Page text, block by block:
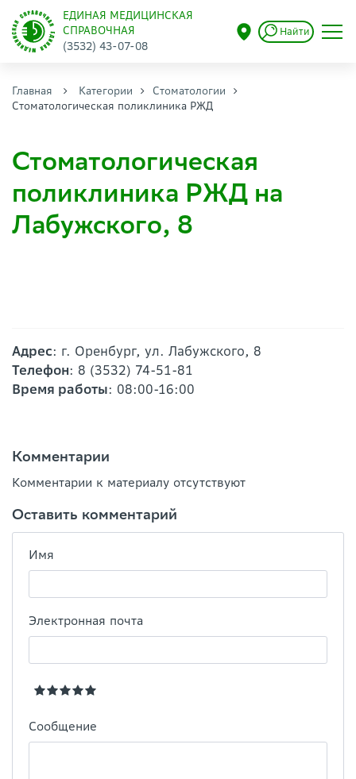
ЕДИНАЯ МЕДИЦИНСКАЯ
СПРАВОЧНАЯ
(3532) 43-07-08
Найти
Главная Категории
Стоматологии
Стоматологическая поликлиника РЖД
Стоматологическая
поликлиника РЖД на
Лабужского, 8
Адрес: г. Оренбург, ул. Лабужского, 8
Телефон: 8 (3532) 74-51-81
Время работы: 08:00-16:00
Комментарии
Комментарии к материалу отсутствуют
Оставить комментарий
Имя
Электронная почта
Сообщение